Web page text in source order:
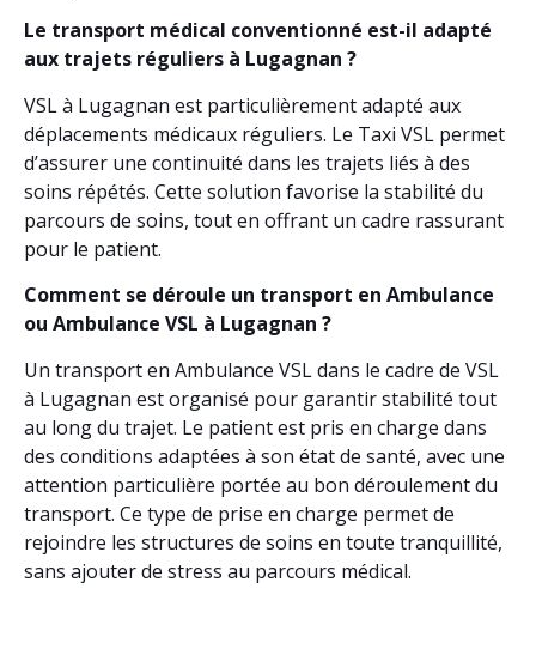
Le transport médical conventionné est-il adapté
aux trajets réguliers à Lugagnan ?
VSL à Lugagnan est particulièrement adapté aux
déplacements médicaux réguliers. Le Taxi VSL permet
d’assurer une continuité dans les trajets liés à des
soins répétés. Cette solution favorise la stabilité du
parcours de soins, tout en offrant un cadre rassurant
pour le patient.
Comment se déroule un transport en Ambulance
ou Ambulance VSL à Lugagnan ?
Un transport en Ambulance VSL dans le cadre de VSL
à Lugagnan est organisé pour garantir stabilité tout
au long du trajet. Le patient est pris en charge dans
des conditions adaptées à son état de santé, avec une
attention particulière portée au bon déroulement du
transport. Ce type de prise en charge permet de
rejoindre les structures de soins en toute tranquillité,
sans ajouter de stress au parcours médical.